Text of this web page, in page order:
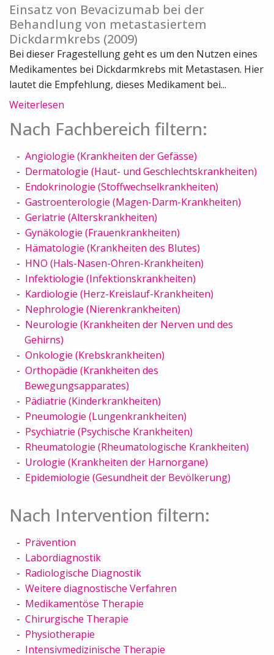
Einsatz von Bevacizumab bei der
Behandlung von metastasiertem
Dickdarmkrebs (2009)
Bei dieser Fragestellung geht es um den Nutzen eines
Medikamentes bei Dickdarmkrebs mit Metastasen. Hier
lautet die Empfehlung, dieses Medikament bei...
Weiterlesen
Nach Fachbereich filtern:
Angiologie (Krankheiten der Gefässe)
Dermatologie (Haut- und Geschlechtskrankheiten)
Endokrinologie (Stoffwechselkrankheiten)
Gastroenterologie (Magen-Darm-Krankheiten)
Geriatrie (Alterskrankheiten)
Gynäkologie (Frauenkrankheiten)
Hämatologie (Krankheiten des Blutes)
HNO (Hals-Nasen-Ohren-Krankheiten)
Infektiologie (Infektionskrankheiten)
Kardiologie (Herz-Kreislauf-Krankheiten)
Nephrologie (Nierenkrankheiten)
Neurologie (Krankheiten der Nerven und des
Gehirns)
Onkologie (Krebskrankheiten)
Orthopädie (Krankheiten des
Bewegungsapparates)
Pädiatrie (Kinderkrankheiten)
Pneumologie (Lungenkrankheiten)
Psychiatrie (Psychische Krankheiten)
Rheumatologie (Rheumatologische Krankheiten)
Urologie (Krankheiten der Harnorgane)
Epidemiologie (Gesundheit der Bevölkerung)
Nach Intervention filtern:
Prävention
Labordiagnostik
Radiologische Diagnostik
Weitere diagnostische Verfahren
Medikamentöse Therapie
Chirurgische Therapie
Physiotherapie
Intensivmedizinische Therapie